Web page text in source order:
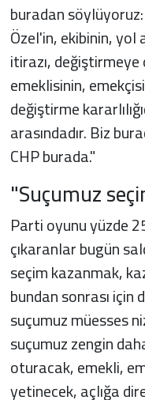
buradan
Özel'in, ekibinin, yol
itirazı,
emeklisinin,
değiştirme
arasındadır. Biz
CHP burada."
"Suçumuz
Parti oyunu yüzde
çıkaranlar bugün
seçim kazanmak,
bundan sonrası için
suçumuz müesses
suçumuz zengin
oturacak, emekli,
yetinecek, açlığa